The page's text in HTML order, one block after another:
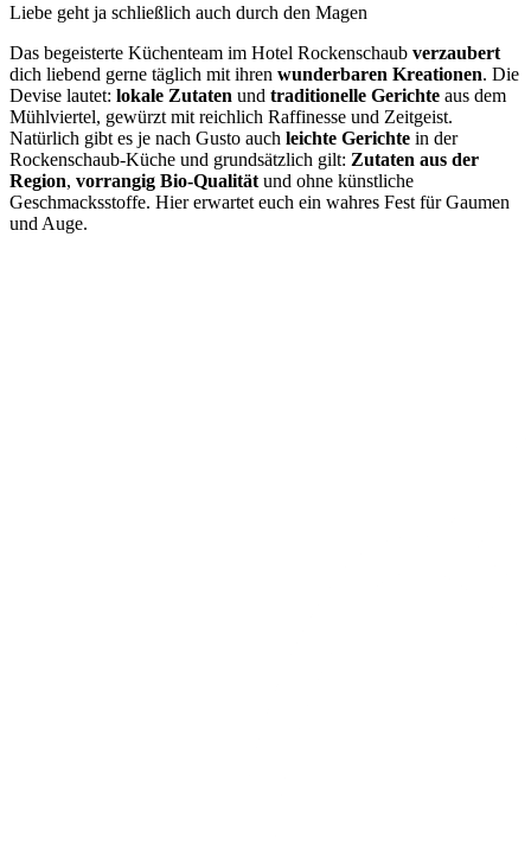
Liebe geht ja schließlich auch durch den Magen
Das begeisterte Küchenteam im Hotel Rockenschaub verzaubert
dich liebend gerne täglich mit ihren wunderbaren Kreationen. Die
Devise lautet: lokale Zutaten und traditionelle Gerichte aus dem
Mühlviertel, gewürzt mit reichlich Raffinesse und Zeitgeist.
Natürlich gibt es je nach Gusto auch leichte Gerichte in der
Rockenschaub-Küche und grundsätzlich gilt: Zutaten aus der
Region, vorrangig Bio-Qualität und ohne künstliche
Geschmacksstoffe. Hier erwartet euch ein wahres Fest für Gaumen
und Auge.